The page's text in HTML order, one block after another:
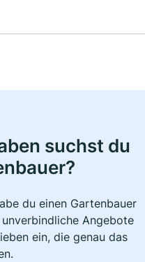
suchst du
du einen Gartenbauer
Angebote
ein, die genau das